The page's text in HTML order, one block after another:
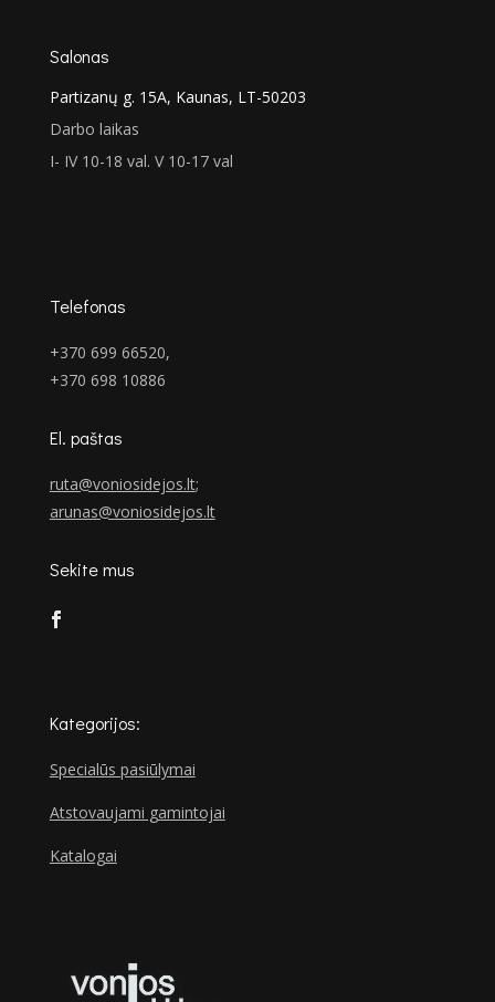
Salonas
Partizanų g. 15A, Kaunas, LT-50203
Darbo laikas
I- IV 10-18 val. V 10-17 val
Telefonas
+370 699 66520,
+370 698 10886
El. paštas
ruta@voniosidejos.lt;
arunas@voniosidejos.lt
Sekite mus
Kategorijos:
Specialūs pasiūlymai
Atstovaujami gamintojai
Katalogai